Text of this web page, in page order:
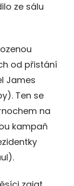
ze sálu
od přistání
James
Ten se
na
kampaň